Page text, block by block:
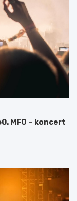
MFO – koncert